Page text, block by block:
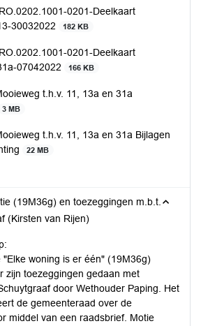
0201-Deelkaart
30032022
182 KB
0201-Deelkaart
07042022
166 KB
t.h.v. 11, 13a en 31a
3 MB
t.h.v. 11, 13a en 31a Bijlagen
22 MB
(19M36g) en toezeggingen m.b.t.
(Kirsten van Rijen)
"Elke woning is er één" (19M36g)
zijn toezeggingen gedaan met
door Wethouder Paping. Het
de gemeenteraad over de
middel van een raadsbrief. Motie